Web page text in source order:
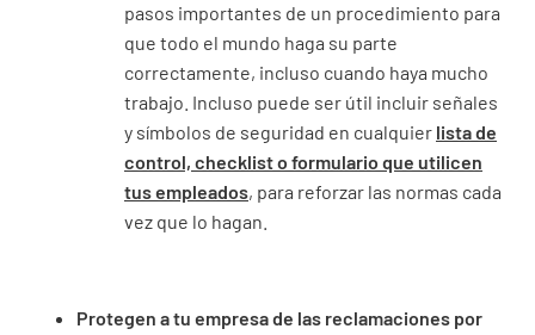
pasos importantes de un procedimiento para
que todo el mundo haga su parte
correctamente, incluso cuando haya mucho
trabajo. Incluso puede ser útil incluir señales
y símbolos de seguridad en cualquier lista de
control, checklist o formulario que utilicen
tus empleados, para reforzar las normas cada
vez que lo hagan.
Protegen a tu empresa de las reclamaciones por